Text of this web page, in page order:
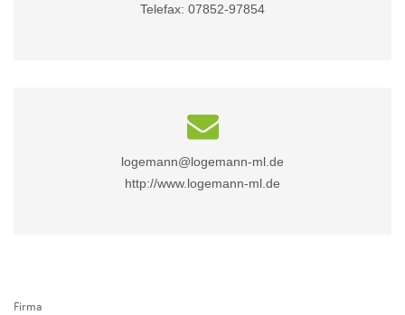
Telefax: 07852-97854
logemann@logemann-ml.de
http://www.logemann-ml.de
Firma